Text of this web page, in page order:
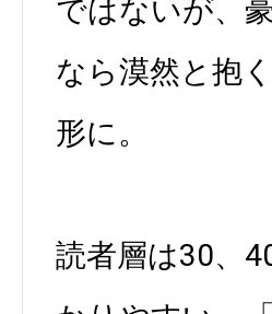
ではないが、
なら漠然と抱
形に。
読者層は30、